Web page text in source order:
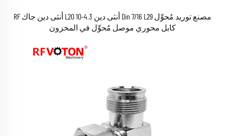
مصنع توريد مُحوِّل Din 7/16 L29 أنثى دين 4.3-10 L20 أنثى دين جاك RF
كابل محوري موصل مُحوِّل في المخزون